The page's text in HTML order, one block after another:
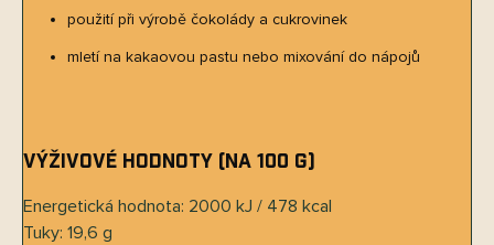
použití při výrobě čokolády a cukrovinek
mletí na kakaovou pastu nebo mixování do nápojů
Výživové hodnoty (na 100 g)
Energetická hodnota: 2000 kJ / 478 kcal
Tuky: 19,6 g